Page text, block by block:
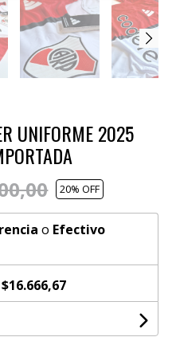
UNIFORME 2025
20% OFF
o Efectivo
$16.666,67